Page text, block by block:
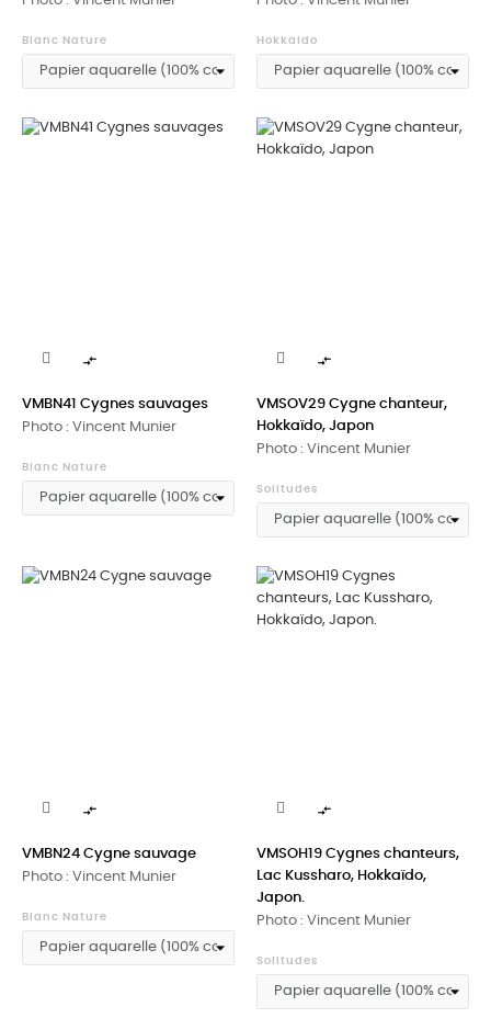
Blanc Nature Hokkaido

VMBN41 Cygnes sauvages
Photo : Vincent Munier
Blanc Nature

VMSOV29 Cygne chanteur,
Hokkaïdo, Japon
Photo : Vincent Munier
Solitudes

VMBN24 Cygne sauvage
Photo : Vincent Munier
Blanc Nature

VMSOH19 Cygnes chanteurs,
Lac Kussharo, Hokkaïdo,
Japon.
Photo : Vincent Munier
Solitudes